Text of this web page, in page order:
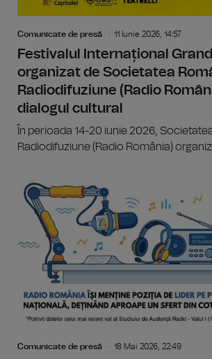
Comunicate de presă 11 Iunie 2026, 14:57
Festivalul Internațional
organizat de Societatea
Radiodifuziune (Radio
dialogul cultural
În perioada 14-20 iunie 2026,
Radiodifuziune (Radio România)
Comunicate de presă 18 Mai 2026, 22:49